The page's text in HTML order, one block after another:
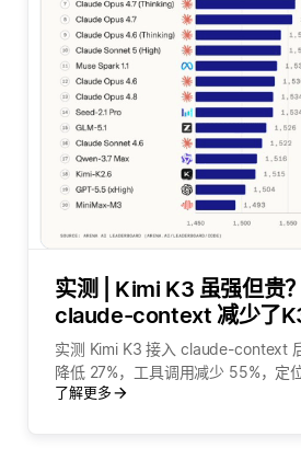
实测 | Kimi K3 虽强但贵
claude-context 减少了
检索token
实测 Kimi K3 接入 claude-context
降低 27%，工具调用减少 55%，定
了解更多